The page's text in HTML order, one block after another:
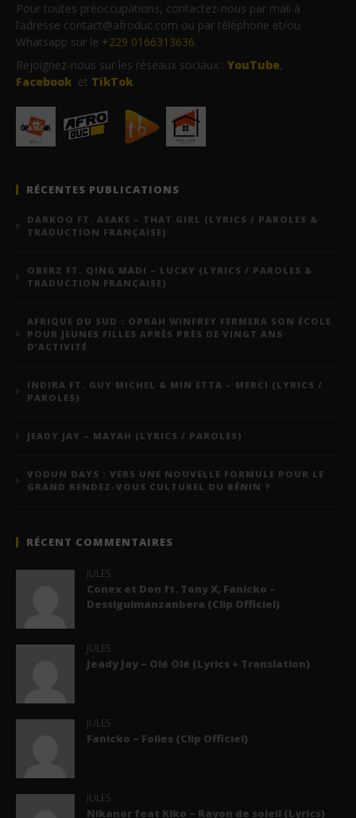
Pour toutes préoccupations, contactez-nous par mail à
l’adresse contact@afroduc.com ou par téléphone et/ou
Whatsapp sur le +229 0166313636.
Rejoignez-nous sur les réseaux sociaux : YouTube,
Facebook et TikTok.
RÉCENTES PUBLICATIONS
DARKOO FT. ASAKE – THAT GIRL (LYRICS / PAROLES &
TRADUCTION FRANÇAISE)
OBERZ FT. QING MADI – LUCKY (LYRICS / PAROLES &
TRADUCTION FRANÇAISE)
AFRIQUE DU SUD : OPRAH WINFREY FERMERA SON ÉCOLE
POUR JEUNES FILLES APRÈS PRÈS DE VINGT ANS
D’ACTIVITÉ
INDIRA FT. GUY MICHEL & MIN ETTA – MERCI (LYRICS /
PAROLES)
JEADY JAY – MAYAH (LYRICS / PAROLES)
VODUN DAYS : VERS UNE NOUVELLE FORMULE POUR LE
GRAND RENDEZ-VOUS CULTUREL DU BÉNIN ?
RÉCENT COMMENTAIRES
JULES
Conex et Don ft. Tony X, Fanicko –
Dessiguimanzanbera (Clip Officiel)
JULES
Jeady Jay – Olé Olé (Lyrics + Translation)
JULES
Fanicko – Folies (Clip Officiel)
JULES
Nikanor feat Kiko – Rayon de soleil (Lyrics)